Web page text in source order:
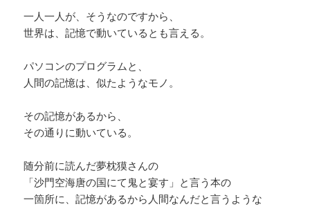
一人一人が、そうなのですから、
世界は、記憶で動いているとも言える。
パソコンのプログラムと、
人間の記憶は、似たようなモノ。
その記憶があるから、
その通りに動いている。
随分前に読んだ夢枕獏さんの
「沙門空海唐の国にて鬼と宴す」と言う本の
一箇所に、記憶があるから人間なんだと言うような